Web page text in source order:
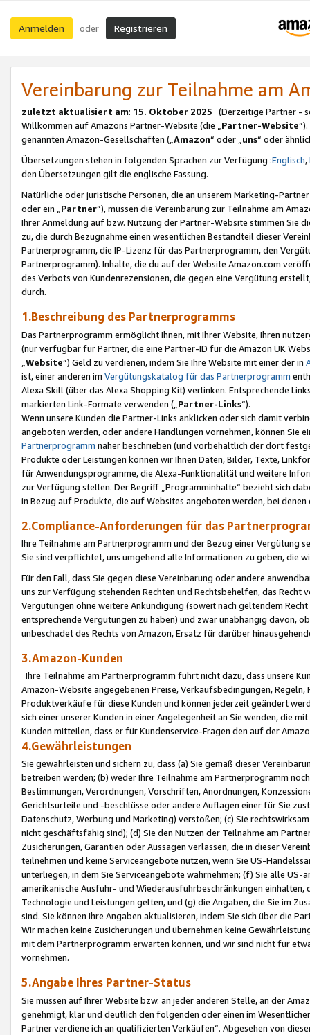
Anmelden oder Registrieren
Vereinbarung zur Teilnahme am
zuletzt aktualisiert am: 15. Oktober 2025 (Derzeitige Partner -
Willkommen auf Amazons Partner-Website (die „Partner-Website
genannten Amazon-Gesellschaften („Amazon“ oder „uns“ oder
Übersetzungen stehen in folgenden Sprachen zur Verfügung :Englisch,
den Übersetzungen gilt die englische Fassung.
Natürliche oder juristische Personen, die an unserem Marketing-
oder ein „Partner“), müssen die Vereinbarung zur Teilnahme am
Ihrer Anmeldung auf bzw. Nutzung der Partner-Website stimmen Sie
zu, die durch Bezugnahme einen wesentlichen Bestandteil dieser
Partnerprogramm, die IP-Lizenz für das Partnerprogramm, den
Partnerprogramm). Inhalte, die du auf der Website Amazon.com
des Verbots von Kundenrezensionen, die gegen eine Vergütung
durch.
1.Beschreibung des Partnerprogramms
Das Partnerprogramm ermöglicht Ihnen, mit Ihrer Website, Ihren
(nur verfügbar für Partner, die eine Partner-ID für die Amazon UK
Website“) Geld zu verdienen, indem Sie Ihre Website mit einer der in
ist, einer anderen im Vergütungskatalog für das Partnerprogramm
Alexa Skill (über das Alexa Shopping Kit) verlinken. Entsprechende
markierten Link-Formate verwenden („ Partner-Links“).
Wenn unsere Kunden die Partner-Links anklicken oder sich damit
angeboten werden, oder andere Handlungen vornehmen, können Sie
Partnerprogramm näher beschrieben (und vorbehaltlich der dort
Produkte oder Leistungen können wir Ihnen Daten, Bilder, Texte,
für Anwendungsprogramme, die Alexa-Funktionalität und weitere
zur Verfügung stellen. Der Begriff „Programminhalte“ bezieht sich
in Bezug auf Produkte, die auf Websites angeboten werden, bei
2.Compliance-Anforderungen für das
Ihre Teilnahme am Partnerprogramm und der Bezug einer Vergütung
Sie sind verpflichtet, uns umgehend alle Informationen zu geben, die
Für den Fall, dass Sie gegen diese Vereinbarung oder andere
uns zur Verfügung stehenden Rechten und Rechtsbehelfen, das
Vergütungen ohne weitere Ankündigung (soweit nach geltendem
entsprechende Vergütungen zu haben) und zwar unabhängig davon,
unbeschadet des Rechts von Amazon, Ersatz für darüber
3.Amazon-Kunden
Ihre Teilnahme am Partnerprogramm führt nicht dazu, dass unsere
Amazon-Website angegebenen Preise, Verkaufsbedingungen,
Produktverkäufe für diese Kunden und können jederzeit geändert
sich einer unserer Kunden in einer Angelegenheit an Sie wenden, die
Kunden mitteilen, dass er für Kundenservice-Fragen den auf der
4.Gewährleistungen
Sie gewährleisten und sichern zu, dass (a) Sie gemäß dieser
betreiben werden; (b) weder Ihre Teilnahme am Partnerprogramm
Bestimmungen, Verordnungen, Vorschriften, Anordnungen,
Gerichtsurteile und -beschlüsse oder andere Auflagen einer für Sie
Datenschutz, Werbung und Marketing) verstoßen; (c) Sie
nicht geschäftsfähig sind); (d) Sie den Nutzen der Teilnahme am
Zusicherungen, Garantien oder Aussagen verlassen, die in dieser
teilnehmen und keine Serviceangebote nutzen, wenn Sie US-
unterliegen, in dem Sie Serviceangebote wahrnehmen; (f) Sie alle
amerikanische Ausfuhr- und Wiederausfuhrbeschränkungen
Technologie und Leistungen gelten, und (g) die Angaben, die Sie im
sind. Sie können Ihre Angaben aktualisieren, indem Sie sich über die
Wir machen keine Zusicherungen und übernehmen keine
mit dem Partnerprogramm erwarten können, und wir sind nicht für
vornehmen.
5.Angabe Ihres Partner-Status
Sie müssen auf Ihrer Website bzw. an jeder anderen Stelle, an der
genehmigt, klar und deutlich den folgenden oder einen im
Partner verdiene ich an qualifizierten Verkäufen“. Abgesehen von